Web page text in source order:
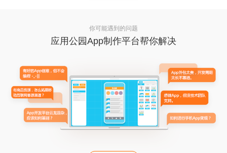
你可能遇到的问题
应用公园App制作平台帮你解决